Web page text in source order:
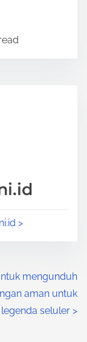
>
mengunduh
aman untuk
legenda seluler >